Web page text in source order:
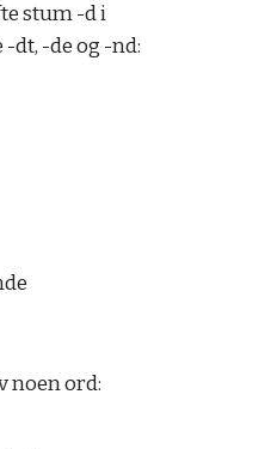
stum -d i
dt, -de og -nd:
noen ord: